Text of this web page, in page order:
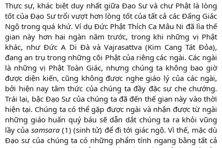
Thực sự, khác biệt duy nhất giữa Đạo Sư và chư Phật là lòng
tốt của Đạo Sư trổi vượt hơn lòng tốt của tất cả các Đấng Giác
Ngộ trong quá khứ. Ví dụ Đức Phật Thích Ca Mâu Ni đã lìa thế
gian này hơn hai ngàn năm trước, trong khi những vị Phật
khác, như Đức A Di Đà và Vajrasattva (Kim Cang Tát Đỏa),
đang an trụ trong những cõi Phật của riêng các ngài. Các ngài
là những vị Phật Toàn Giác, nhưng chúng ta không bao giờ
được diện kiến, cũng không được nghe giáo lý của các ngài,
bởi hiện nay tâm thức của chúng ta đầy đặc sự che chướng.
Trái lại, bậc Đạo Sư của chúng ta đã đến thế gian này vào thời
hiện tại. Chúng ta có thể gặp được ngài và nhận được từ ngài
những giáo huấn quý báu sẽ dẫn dắt chúng ta ra khỏi vũng
lầy của samsara(1) (sinh tử) để đi tới giác ngộ. Vì thế, mặc dù
Đạo sư của chúng ta có những phẩm tính ngang bằng tất cả